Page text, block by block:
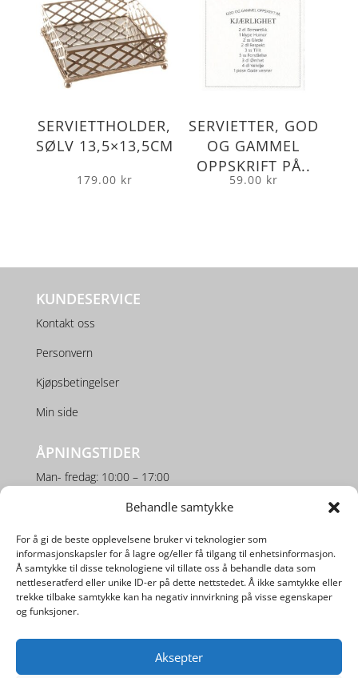
Behandle samtykke
For å gi de beste opplevelsene bruker vi teknologier som
informasjonskapsler for å lagre og/eller få tilgang til enhetsinformasjon.
Å samtykke til disse teknologiene vil tillate oss å behandle data som
nettleseratferd eller unike ID-er på dette nettstedet. Å ikke samtykke eller
trekke tilbake samtykke kan ha negativ innvirkning på visse egenskaper
og funksjoner.
Aksepter
SERVIETTHOLDER,
SØLV 13,5×13,5CM
179.00 kr
SERVIETTER, GOD
OG GAMMEL
OPPSKRIFT PÅ..
59.00 kr
KUNDESERVICE
Kontakt oss
Personvern
Kjøpsbetingelser
Min side
ÅPNINGSTIDER
Man- fredag: 10:00 – 17:00
Lørdag: 10:00 – 16:00
SOSIALE MEDIER
Utviklet avDigipos AS